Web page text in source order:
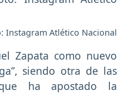
Instagram Atlético Nacional
Zapata como nuevo
siendo otra de las
ha apostado la